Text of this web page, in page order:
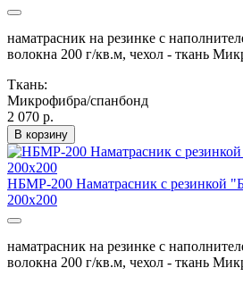
наматрасник на резинке с
волокна 200 г/кв.м, чехол - ткань
Ткань:
Микрофибра/спанбонд
2 070 р.
В корзину
НБМР-200 Наматрасник с резинкой
200х200
наматрасник на резинке с
волокна 200 г/кв.м, чехол - ткань